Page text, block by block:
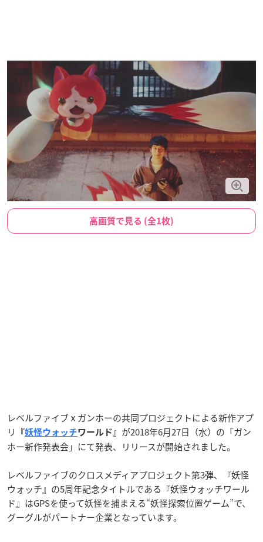
高画質で見る (全1枚)
レベルファイブｘガンホーの共同プロジェクトによる新作アプ
リ
『妖怪ウォッチワールド』 が2018年6月27日（水）の「ガン
ホー新作発表会」にて発表、リリースが開始されました。
レベルファイブのクロスメディアプロジェクト第3弾、『妖怪
ウォッチ』の5周年記念タイトルである『妖怪ウォッチワール
ド』はGPSを使って妖怪を捕まえる“妖怪探索位置ゲーム”で、
グーグルがパートナー企業となっています。